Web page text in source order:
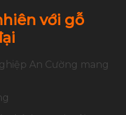
với gỗ
An Cường mang